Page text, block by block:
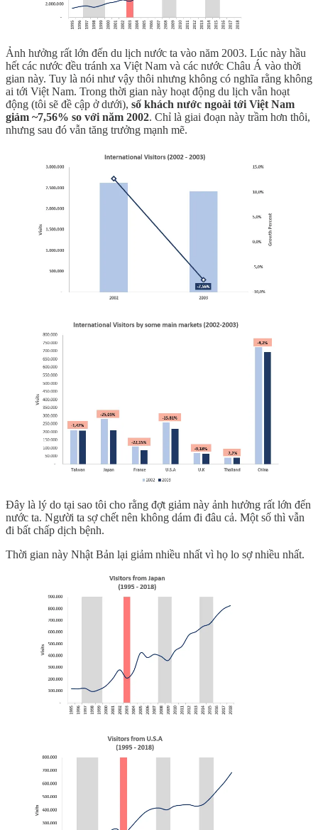
Ảnh hưởng rất lớn đến du lịch nước ta vào năm 2003. Lúc này hầu
hết các nước đều tránh xa Việt Nam và các nước Châu Á vào thời
gian này. Tuy là nói như vậy thôi nhưng không có nghĩa rằng không
ai tới Việt Nam. Trong thời gian này hoạt động du lịch vẫn hoạt
động (tôi sẽ đề cập ở dưới), số khách nước ngoài tới Việt Nam
giảm ~7,56% so với năm 2002. Chỉ là giai đoạn này trầm hơn thôi,
nhưng sau đó vẫn tăng trưởng mạnh mẽ.
Đây là lý do tại sao tôi cho rằng đợt giảm này ảnh hưởng rất lớn đến
nước ta. Người ta sợ chết nên không dám đi đâu cả. Một số thì vẫn
đi bất chấp dịch bệnh.
Thời gian này Nhật Bản lại giảm nhiều nhất vì họ lo sợ nhiều nhất.